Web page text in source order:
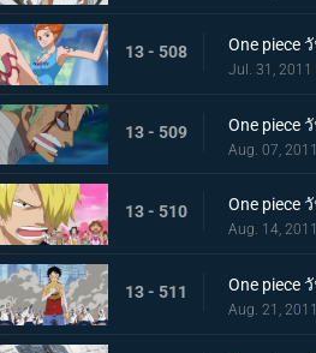
13 - 508
Jul. 31, 2011
13 - 509
Aug. 07, 2011
13 - 510
Aug. 14, 2011
13 - 511
Aug. 21, 2011